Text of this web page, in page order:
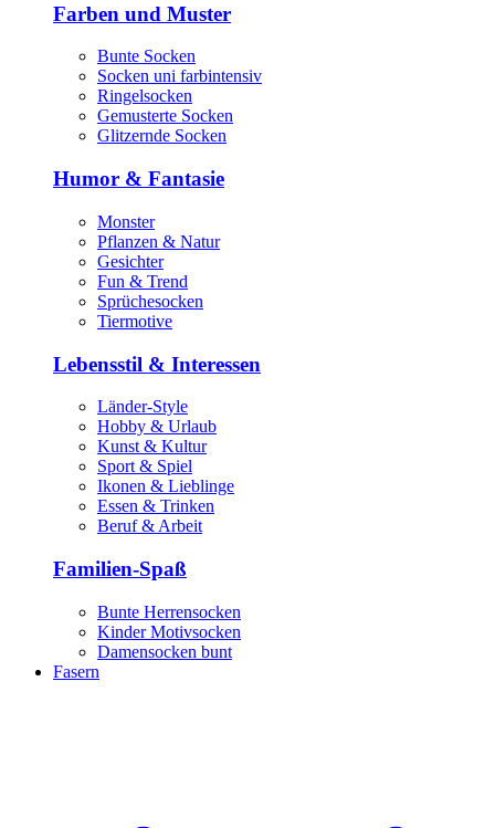
Farben und Muster
Bunte Socken
Socken uni farbintensiv
Ringelsocken
Gemusterte Socken
Glitzernde Socken
Humor & Fantasie
Monster
Pflanzen & Natur
Gesichter
Fun & Trend
Sprüchesocken
Tiermotive
Lebensstil & Interessen
Länder-Style
Hobby & Urlaub
Kunst & Kultur
Sport & Spiel
Ikonen & Lieblinge
Essen & Trinken
Beruf & Arbeit
Familien-Spaß
Bunte Herrensocken
Kinder Motivsocken
Damensocken bunt
Fasern